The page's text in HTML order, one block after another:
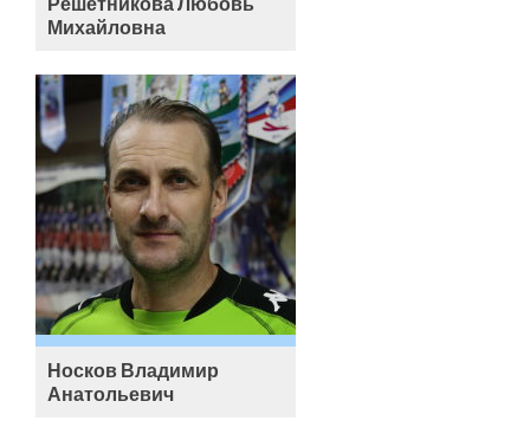
Михайловна
Носков Владимир
Анатольевич